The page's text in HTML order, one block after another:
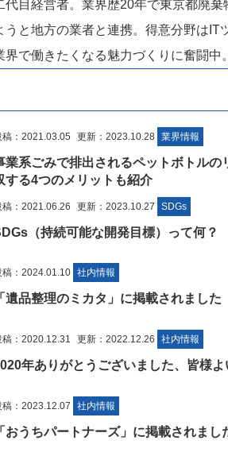
目経営者。業界歴20年で東京都廃棄
と地方の業者と連携。得意分野はIT
で働きたくなる魅力づくりに奮闘中。
稿：2021.03.05 更新：2023.10.28 業界情報
業系ごみで排出されるペットボトルの
する4つのメリットも紹介
稿：2021.06.26 更新：2023.10.27 SDGs
（持続可能な開発目標）って何？
稿：2024.01.10 社内情報
「遺品整理のミカタ」に掲載されました
稿：2020.12.31 更新：2022.12.26 社内情報
年ありがとうございました、皆様よ
稿：2023.12.07 社内情報
「おうちパートナーズ」に掲載されまし